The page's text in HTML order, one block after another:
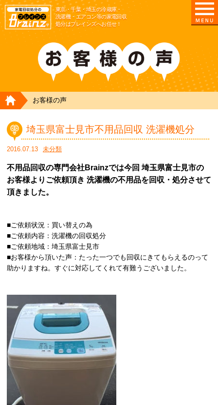
東京/埼玉/千葉/神奈川の 冷蔵庫・洗濯機・エアコン
東京・千葉・埼玉の冷蔵庫・
洗濯機・エアコン等の家電回収
処分はブレインズへお任せ！
HOME
お客様の声
埼玉県富士見市不用品回収 洗濯機処分
2016.07.13 未分類
不用品回収の専門会社Brainzでは今回 埼玉県富士見市の
お客様よりご依頼頂き 洗濯機の不用品を回収・処分させて
頂きました。
■ご依頼状況：買い替えの為
■ご依頼内容：洗濯機の回収処分
■ご依頼地域：埼玉県富士見市
■お客様から頂いた声：たった一つでも回収にきてもらえるのって
助かりますね。すぐに対応してくれて有難うございました。